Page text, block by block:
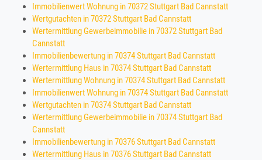
Immobilienwert Wohnung in 70372 Stuttgart Bad Cannstatt
Wertgutachten in 70372 Stuttgart Bad Cannstatt
Wertermittlung Gewerbeimmobilie in 70372 Stuttgart Bad
Cannstatt
Immobilienbewertung in 70374 Stuttgart Bad Cannstatt
Wertermittlung Haus in 70374 Stuttgart Bad Cannstatt
Wertermittlung Wohnung in 70374 Stuttgart Bad Cannstatt
Immobilienwert Wohnung in 70374 Stuttgart Bad Cannstatt
Wertgutachten in 70374 Stuttgart Bad Cannstatt
Wertermittlung Gewerbeimmobilie in 70374 Stuttgart Bad
Cannstatt
Immobilienbewertung in 70376 Stuttgart Bad Cannstatt
Wertermittlung Haus in 70376 Stuttgart Bad Cannstatt